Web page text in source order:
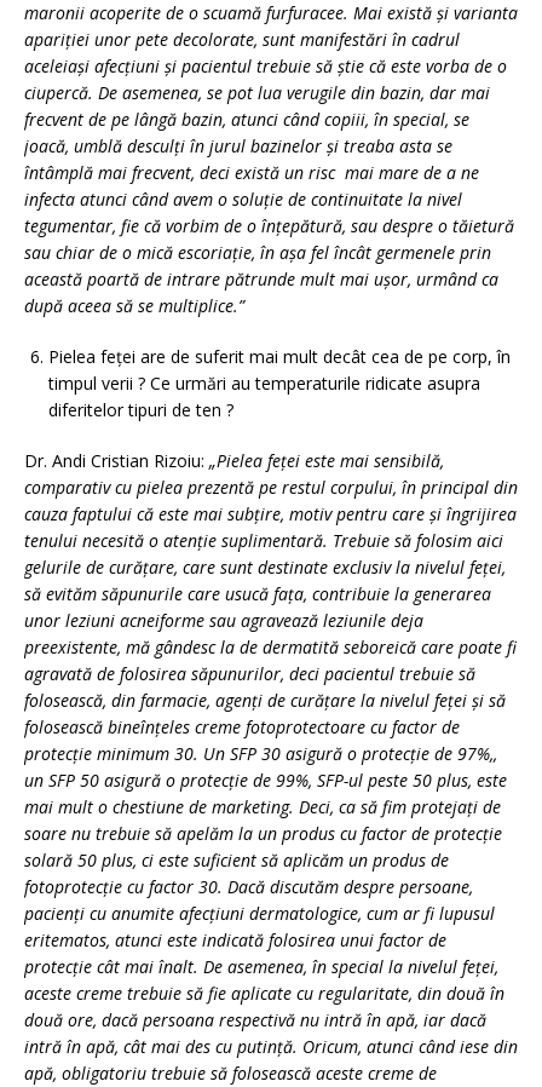
maronii acoperite de o scuamă furfuracee. Mai există şi varianta
apariţiei unor pete decolorate, sunt manifestări în cadrul
aceleiași afecţiuni şi pacientul trebuie să ştie că este vorba de o
ciupercă. De asemenea, se pot lua verugile din bazin, dar mai
frecvent de pe lângă bazin, atunci când copiii, în special, se
joacă, umblă desculţi în jurul bazinelor şi treaba asta se
întâmplă mai frecvent, deci există un risc mai mare de a ne
infecta atunci când avem o soluţie de continuitate la nivel
tegumentar, fie că vorbim de o înţepătură, sau despre o tăietură
sau chiar de o mică escoriaţie, în aşa fel încât germenele prin
această poartă de intrare pătrunde mult mai uşor, urmând ca
după aceea să se multiplice.”
Pielea feței are de suferit mai mult decât cea de pe corp, în
timpul verii ? Ce urmări au temperaturile ridicate asupra
diferitelor tipuri de ten ?
Dr. Andi Cristian Rizoiu: „Pielea feţei este mai sensibilă,
comparativ cu pielea prezentă pe restul corpului, în principal din
cauza faptului că este mai subţire, motiv pentru care şi îngrijirea
tenului necesită o atenţie suplimentară. Trebuie să folosim aici
gelurile de curăţare, care sunt destinate exclusiv la nivelul feţei,
să evităm săpunurile care usucă faţa, contribuie la generarea
unor leziuni acneiforme sau agravează leziunile deja
preexistente, mă gândesc la de dermatită seboreică care poate fi
agravată de folosirea săpunurilor, deci pacientul trebuie să
folosească, din farmacie, agenţi de curăţare la nivelul feţei şi să
folosească bineînţeles creme fotoprotectoare cu factor de
protecţie minimum 30. Un SFP 30 asigură o protecţie de 97%,,
un SFP 50 asigură o protecţie de 99%, SFP-ul peste 50 plus, este
mai mult o chestiune de marketing. Deci, ca să fim protejaţi de
soare nu trebuie să apelăm la un produs cu factor de protecţie
solară 50 plus, ci este suficient să aplicăm un produs de
fotoprotecţie cu factor 30. Dacă discutăm despre persoane,
pacienţi cu anumite afecţiuni dermatologice, cum ar fi lupusul
eritematos, atunci este indicată folosirea unui factor de
protecţie cât mai înalt. De asemenea, în special la nivelul feţei,
aceste creme trebuie să fie aplicate cu regularitate, din două în
două ore, dacă persoana respectivă nu intră în apă, iar dacă
intră în apă, cât mai des cu putinţă. Oricum, atunci când iese din
apă, obligatoriu trebuie să folosească aceste creme de